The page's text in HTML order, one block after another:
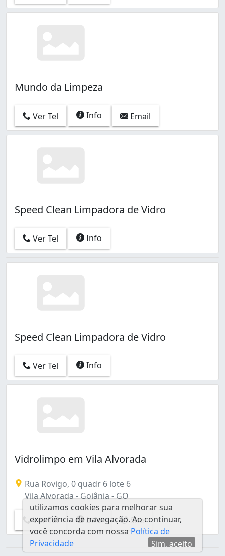
Mundo da Limpeza
Ver Tel Info Email
Speed Clean Limpadora de Vidro
Ver Tel Info
Speed Clean Limpadora de Vidro
Ver Tel Info
Vidrolimpo em Vila Alvorada
Rua Rovigo, 0 quadr 6 lote 6
Vila Alvorada - Goiânia - GO
Ver Tel Info Site
utilizamos cookies para melhorar sua
experiência de navegação. Ao continuar,
você concorda com nossa Política de
Privacidade
Sim, aceito